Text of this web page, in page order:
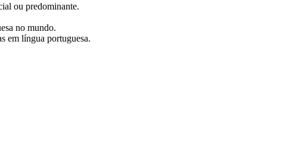
ou predominante.
no mundo.
em língua portuguesa.